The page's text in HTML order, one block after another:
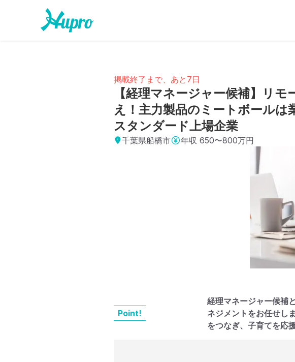
掲載終了まで、あと7日
【経理マネージャー候補】リ
え！主力製品のミートボールは
スタンダード上場企業
千葉県船橋市 年収 650〜800万円
Point!
経理マネージャー候補
ネジメントをお任せし
をつなぎ、子育てを応